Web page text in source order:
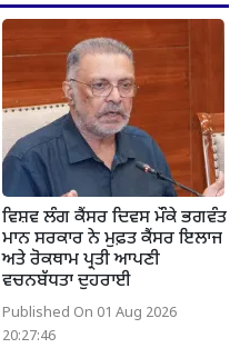
ਵਿਸ਼ਵ ਲੰਗ ਕੈਂਸਰ ਦਿਵਸ ਮੌਕੇ ਭਗਵੰਤ
ਮਾਨ ਸਰਕਾਰ ਨੇ ਮੁਫ਼ਤ ਕੈਂਸਰ ਇਲਾਜ
ਅਤੇ ਰੋਕਥਾਮ ਪ੍ਰਤੀ ਆਪਣੀ
ਵਚਨਬੱਧਤਾ ਦੁਹਰਾਈ
Published On 01 Aug 2026
20:27:46